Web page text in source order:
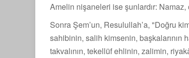
Amelin nişaneleri ise şunlardır:
Sonra Şem’un, Resulullah’a, "Doğru
sahibinin, salih kimsenin, başkalarının
takvalının, tekellüf ehlinin, zalimin,